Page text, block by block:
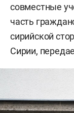
совместные
часть
сирийской
Сирии,